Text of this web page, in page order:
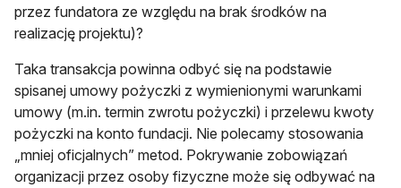
przez fundatora ze względu na brak środków na
realizację projektu)?
Taka transakcja powinna odbyć się na podstawie
spisanej umowy pożyczki z wymienionymi warunkami
umowy (m.in. termin zwrotu pożyczki) i przelewu kwoty
pożyczki na konto fundacji. Nie polecamy stosowania
„mniej oficjalnych” metod. Pokrywanie zobowiązań
organizacji przez osoby fizyczne może się odbywać na